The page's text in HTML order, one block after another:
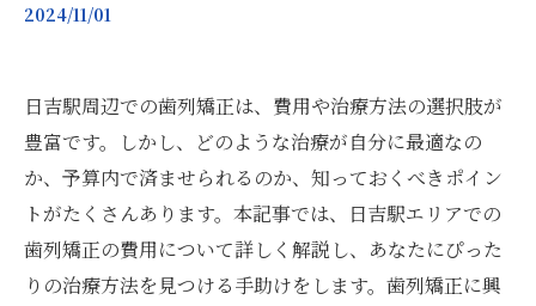
2024/11/01
日吉駅周辺での歯列矯正は、費用や治療方法の選択肢が
豊富です。しかし、どのような治療が自分に最適なの
か、予算内で済ませられるのか、知っておくべきポイン
トがたくさんあります。本記事では、日吉駅エリアでの
歯列矯正の費用について詳しく解説し、あなたにぴった
りの治療方法を見つける手助けをします。歯列矯正に興